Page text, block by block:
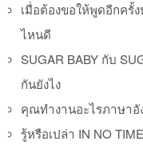
เมื่อต้องขอให้พูดอีกครั้
ไหนดี
SUGAR BABY กับ
กันยังไง
คุณทำงานอะไรภาษาอั
รู้หรือเปล่า IN NO